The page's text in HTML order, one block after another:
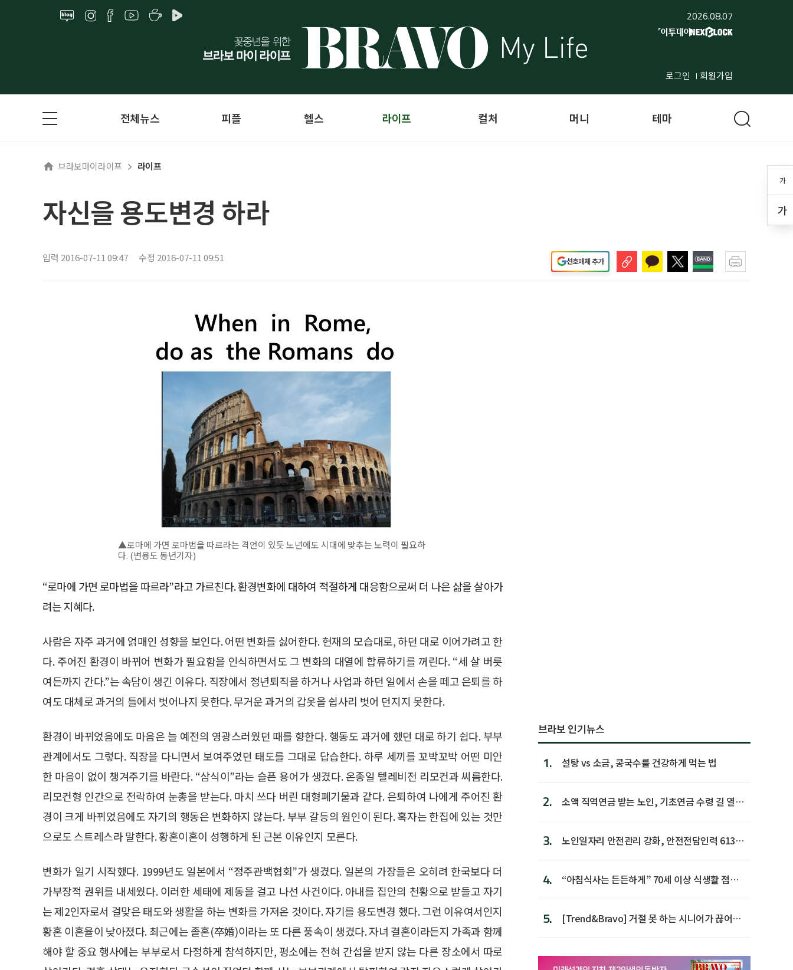
2026.08.07
로그인 회원가입
가
가
전체뉴스 피플 헬스 라이프 컬처 머니 테마
브라보마이라이프 라이프
자신을 용도변경 하라
입력 2016-07-11 09:47 수정 2016-07-11 09:51 선호매체 추가
▲로마에 가면 로마법을 따르라는 격언이 있듯 노년에도 시대에 맞추는 노력이 필요하
다. (변용도 동년기자)
“로마에 가면 로마법을 따르라”라고 가르친다. 환경변화에 대하여 적절하게 대응함으로써 더 나은 삶을 살아가
려는 지혜다.
사람은 자주 과거에 얽매인 성향을 보인다. 어떤 변화를 싫어한다. 현재의 모습대로, 하던 대로 이어가려고 한
다. 주어진 환경이 바뀌어 변화가 필요함을 인식하면서도 그 변화의 대열에 합류하기를 꺼린다. “세 살 버릇
여든까지 간다.”는 속담이 생긴 이유다. 직장에서 정년퇴직을 하거나 사업과 하던 일에서 손을 떼고 은퇴를 하
여도 대체로 과거의 틀에서 벗어나지 못한다. 무거운 과거의 갑옷을 쉽사리 벗어 던지지 못한다.
환경이 바뀌었음에도 마음은 늘 예전의 영광스러웠던 때를 향한다. 행동도 과거에 했던 대로 하기 쉽다. 부부
관계에서도 그렇다. 직장을 다니면서 보여주었던 태도를 그대로 답습한다. 하루 세끼를 꼬박꼬박 어떤 미안
한 마음이 없이 챙겨주기를 바란다. “삼식이”라는 슬픈 용어가 생겼다. 온종일 텔레비전 리모컨과 씨름한다.
리모컨형 인간으로 전락하여 눈총을 받는다. 마치 쓰다 버린 대형폐기물과 같다. 은퇴하여 나에게 주어진 환
경이 크게 바뀌었음에도 자기의 행동은 변화하지 않는다. 부부 갈등의 원인이 된다. 혹자는 한집에 있는 것만
으로도 스트레스라 말한다. 황혼이혼이 성행하게 된 근본 이유인지 모른다.
변화가 일기 시작했다. 1999년도 일본에서 “정주관백협회”가 생겼다. 일본의 가장들은 오히려 한국보다 더
가부장적 권위를 내세웠다. 이러한 세태에 제동을 걸고 나선 사건이다. 아내를 집안의 천황으로 받들고 자기
는 제2인자로서 걸맞은 태도와 생활을 하는 변화를 가져온 것이다. 자기를 용도변경 했다. 그런 이유여서인지
황혼 이혼율이 낮아졌다. 최근에는 졸혼(卒婚)이라는 또 다른 풍속이 생겼다. 자녀 결혼이라든지 가족과 함께
해야 할 중요 행사에는 부부로서 다정하게 참석하지만, 평소에는 전혀 간섭을 받지 않는 다른 장소에서 따로
브라보 인기뉴스
1. 설탕 vs 소금, 콩국수를 건강하게 먹는 법
2.
소액 직역연금 받는 노인, 기초연금 수령 길 열린
3.
노인일자리 안전관리 강화, 안전전담인력 613명
4.
“아침식사는 든든하게” 70세 이상 식생활 점수
5.
[Trend&Bravo] 거절 못 하는 시니어가 끊어야